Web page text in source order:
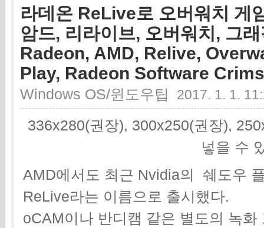
라데온 ReLive로 오버워치 게
암드, 리라이브, 오버워치, 그
Radeon, AMD, Relive,
Play, Radeon Software
Windows OS/윈도우팁 2017. 1. 1.
336x280(권장), 300x250(권장),
넣을 수
AMD에서도 최근 Nvidia의 쉐도우
ReLive라는 이름으로 출시했다.
oCAM이나 반디캠 같은 별도의 녹